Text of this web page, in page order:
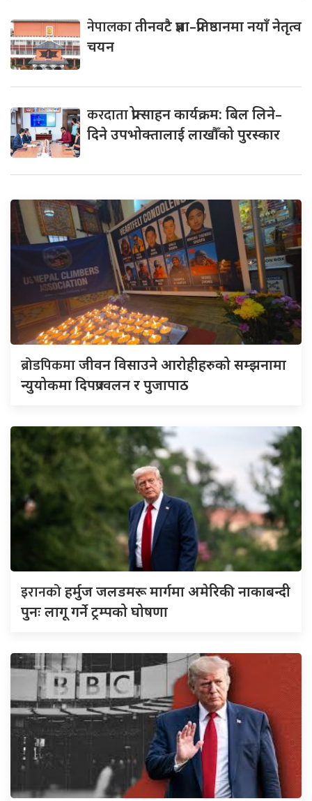
नेपालकातीनवटै प्रज्ञा–प्रतिष्ठानमा नयाँ नेतृत्व
चयन
करदाताप्रोत्साहन कार्यक्रम: बिल लिने–
दिने उपभोक्तालाई लाखौँको पुरस्कार
ब्रोडपिकमाजीवन विसाउने आरोहीहरुको सम्झनामा
न्युयोकमा दिपप्रज्वलन र पुजापाठ
इरानकोहर्मुज जलडमरू मार्गमा अमेरिकी नाकाबन्दी
पुनः लागू गर्ने ट्रम्पको घोषणा